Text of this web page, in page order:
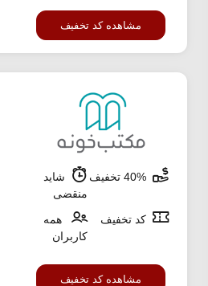
مشاهده کد تخفیف
شاید
منقضی
کد تخفیف
همه
کاربران
مشاهده کد تخفیف